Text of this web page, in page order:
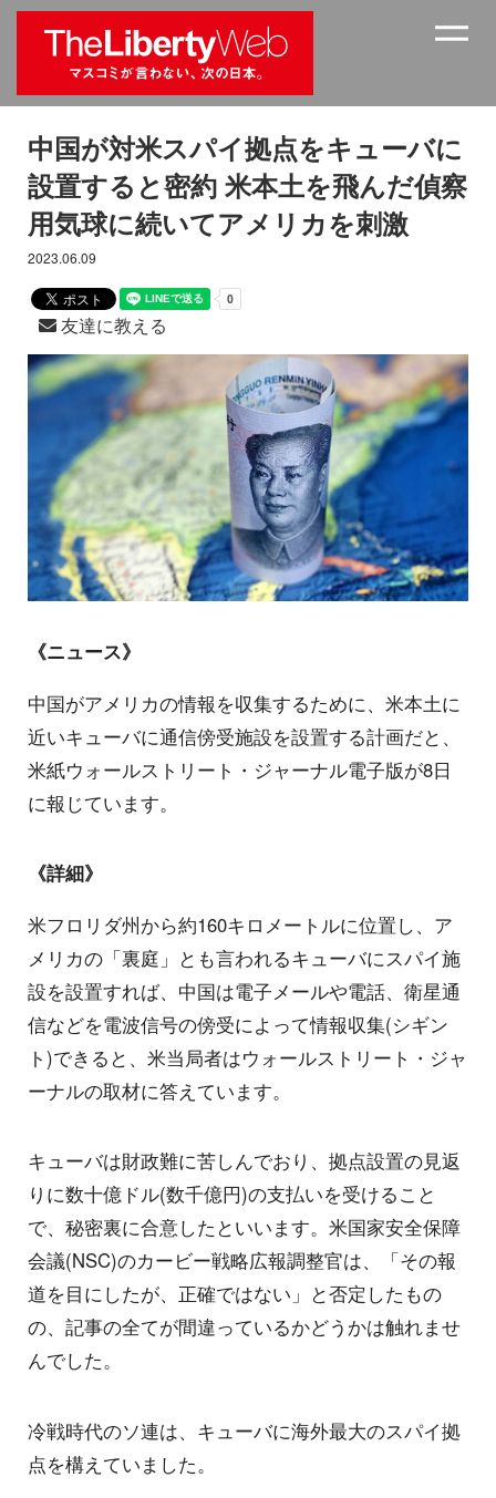
中国が対米スパイ拠点をキューバに
設置すると密約 米本土を飛んだ偵察
用気球に続いてアメリカを刺激
2023.06.09
友達に教える
《ニュース》
中国がアメリカの情報を収集するために、米本土に
近いキューバに通信傍受施設を設置する計画だと、
米紙ウォールストリート・ジャーナル電子版が8日
に報じています。
《詳細》
米フロリダ州から約160キロメートルに位置し、ア
メリカの「裏庭」とも言われるキューバにスパイ施
設を設置すれば、中国は電子メールや電話、衛星通
信などを電波信号の傍受によって情報収集(シギン
ト)できると、米当局者はウォールストリート・ジャ
ーナルの取材に答えています。
キューバは財政難に苦しんでおり、拠点設置の見返
りに数十億ドル(数千億円)の支払いを受けること
で、秘密裏に合意したといいます。米国家安全保障
会議(NSC)のカービー戦略広報調整官は、「その報
道を目にしたが、正確ではない」と否定したもの
の、記事の全てが間違っているかどうかは触れませ
んでした。
冷戦時代のソ連は、キューバに海外最大のスパイ拠
点を構えていました。